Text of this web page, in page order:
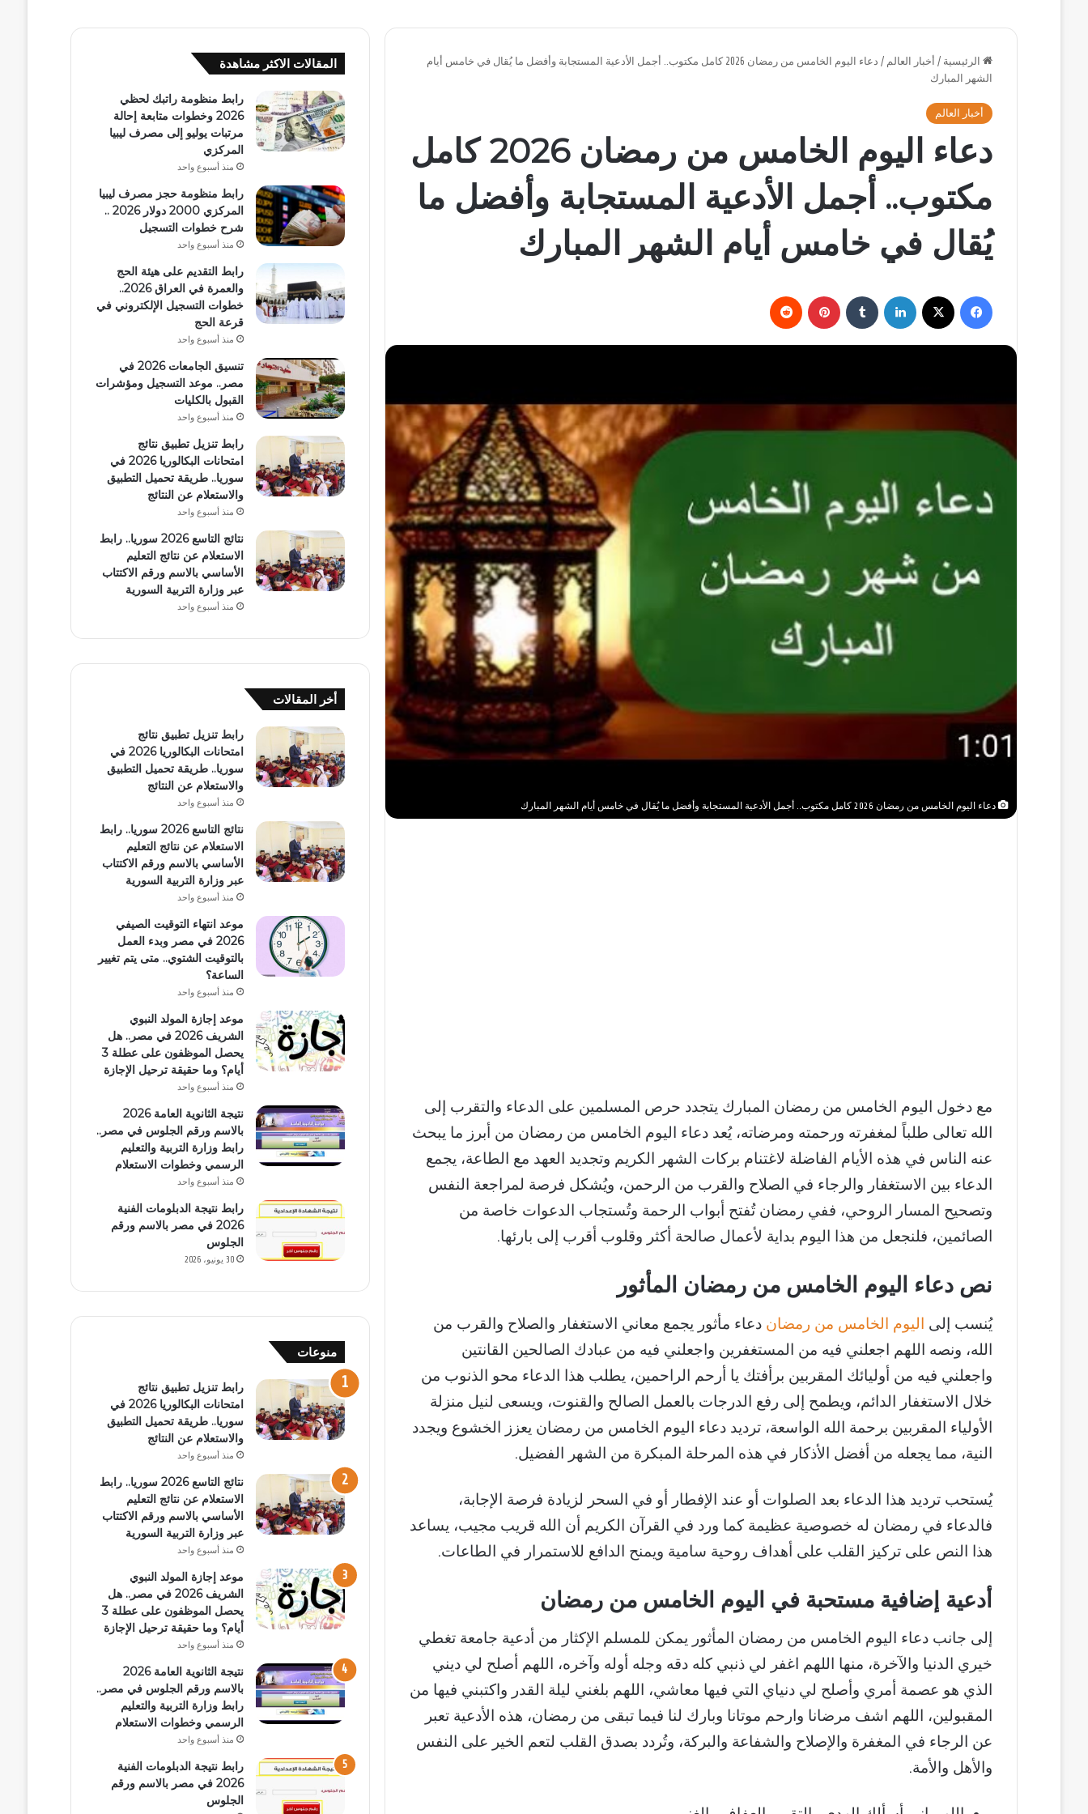
الرئيسية / أخبار العالم /
دعاء اليوم الخامس من رمضان 2026 كامل مكتوب.. أجمل الأدعية المستجابة وأفضل ما يُقال في خامس أيام
الشهر المبارك
أخبار العالم
دعاء اليوم الخامس من رمضان 2026 كامل
مكتوب.. أجمل الأدعية المستجابة وأفضل ما
يُقال في خامس أيام الشهر المبارك
فيسبوك لينكدإن بينتيريست
دعاء اليوم الخامس من رمضان 2026 كامل مكتوب.. أجمل الأدعية المستجابة وأفضل ما يُقال في خامس أيام الشهر المبارك
مع دخول اليوم الخامس من رمضان المبارك يتجدد حرص المسلمين على الدعاء والتقرب إلى
الله تعالى طلباً لمغفرته ورحمته ومرضاته، يُعد دعاء اليوم الخامس من رمضان من أبرز ما يبحث
عنه الناس في هذه الأيام الفاضلة لاغتنام بركات الشهر الكريم وتجديد العهد مع الطاعة، يجمع
الدعاء بين الاستغفار والرجاء في الصلاح والقرب من الرحمن، ويُشكل فرصة لمراجعة النفس
وتصحيح المسار الروحي، ففي رمضان تُفتح أبواب الرحمة وتُستجاب الدعوات خاصة من
الصائمين، فلنجعل من هذا اليوم بداية لأعمال صالحة أكثر وقلوب أقرب إلى بارئها.
نص دعاء اليوم الخامس من رمضان المأثور
يُنسب إلى اليوم الخامس من رمضان دعاء مأثور يجمع معاني الاستغفار والصلاح والقرب من
الله، ونصه اللهم اجعلني فيه من المستغفرين واجعلني فيه من عبادك الصالحين القانتين
واجعلني فيه من أوليائك المقربين برأفتك يا أرحم الراحمين، يطلب هذا الدعاء محو الذنوب من
خلال الاستغفار الدائم، ويطمح إلى رفع الدرجات بالعمل الصالح والقنوت، ويسعى لنيل منزلة
الأولياء المقربين برحمة الله الواسعة، ترديد دعاء اليوم الخامس من رمضان يعزز الخشوع ويجدد
النية، مما يجعله من أفضل الأذكار في هذه المرحلة المبكرة من الشهر الفضيل.
يُستحب ترديد هذا الدعاء بعد الصلوات أو عند الإفطار أو في السحر لزيادة فرصة الإجابة،
فالدعاء في رمضان له خصوصية عظيمة كما ورد في القرآن الكريم أن الله قريب مجيب، يساعد
هذا النص على تركيز القلب على أهداف روحية سامية ويمنح الدافع للاستمرار في الطاعات.
أدعية إضافية مستحبة في اليوم الخامس من رمضان
إلى جانب دعاء اليوم الخامس من رمضان المأثور يمكن للمسلم الإكثار من أدعية جامعة تغطي
خيري الدنيا والآخرة، منها اللهم اغفر لي ذنبي كله دقه وجله أوله وآخره، اللهم أصلح لي ديني
الذي هو عصمة أمري وأصلح لي دنياي التي فيها معاشي، اللهم بلغني ليلة القدر واكتبني فيها من
المقبولين، اللهم اشف مرضانا وارحم موتانا وبارك لنا فيما تبقى من رمضان، هذه الأدعية تعبر
عن الرجاء في المغفرة والإصلاح والشفاعة والبركة، وتُردد بصدق القلب لتعم الخير على النفس
والأهل والأمة.
المقالات الاكثر مشاهدة
رابط منظومة راتبك لحظي
2026 وخطوات متابعة إحالة
مرتبات يوليو إلى مصرف ليبيا
المركزي
منذ أسبوع واحد
رابط منظومة حجز مصرف ليبيا
المركزي 2000 دولار 2026 ..
شرح خطوات التسجيل
منذ أسبوع واحد
رابط التقديم على هيئة الحج
والعمرة في العراق 2026..
خطوات التسجيل الإلكتروني في
قرعة الحج
منذ أسبوع واحد
تنسيق الجامعات 2026 في
مصر.. موعد التسجيل ومؤشرات
القبول بالكليات
منذ أسبوع واحد
رابط تنزيل تطبيق نتائج
امتحانات البكالوريا 2026 في
سوريا.. طريقة تحميل التطبيق
والاستعلام عن النتائج
منذ أسبوع واحد
نتائج التاسع 2026 سوريا.. رابط
الاستعلام عن نتائج التعليم
الأساسي بالاسم ورقم الاكتتاب
عبر وزارة التربية السورية
منذ أسبوع واحد
أخر المقالات
رابط تنزيل تطبيق نتائج
امتحانات البكالوريا 2026 في
سوريا.. طريقة تحميل التطبيق
والاستعلام عن النتائج
منذ أسبوع واحد
نتائج التاسع 2026 سوريا.. رابط
الاستعلام عن نتائج التعليم
الأساسي بالاسم ورقم الاكتتاب
عبر وزارة التربية السورية
منذ أسبوع واحد
موعد انتهاء التوقيت الصيفي
2026 في مصر وبدء العمل
بالتوقيت الشتوي.. متى يتم تغيير
الساعة؟
منذ أسبوع واحد
موعد إجازة المولد النبوي
الشريف 2026 في مصر.. هل
يحصل الموظفون على عطلة 3
أيام؟ وما حقيقة ترحيل الإجازة
منذ أسبوع واحد
نتيجة الثانوية العامة 2026
بالاسم ورقم الجلوس في مصر..
رابط وزارة التربية والتعليم
الرسمي وخطوات الاستعلام
منذ أسبوع واحد
رابط نتيجة الدبلومات الفنية
2026 في مصر بالاسم ورقم
الجلوس
30 يونيو، 2026
منوعات
رابط تنزيل تطبيق نتائج
امتحانات البكالوريا 2026 في
سوريا.. طريقة تحميل التطبيق
والاستعلام عن النتائج
منذ أسبوع واحد
نتائج التاسع 2026 سوريا.. رابط
الاستعلام عن نتائج التعليم
الأساسي بالاسم ورقم الاكتتاب
عبر وزارة التربية السورية
منذ أسبوع واحد
موعد إجازة المولد النبوي
الشريف 2026 في مصر.. هل
يحصل الموظفون على عطلة 3
أيام؟ وما حقيقة ترحيل الإجازة
منذ أسبوع واحد
نتيجة الثانوية العامة 2026
بالاسم ورقم الجلوس في مصر..
رابط وزارة التربية والتعليم
الرسمي وخطوات الاستعلام
منذ أسبوع واحد
رابط نتيجة الدبلومات الفنية
2026 في مصر بالاسم ورقم
الجلوس